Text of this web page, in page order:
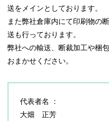
送をメインとしております。
また弊社倉庫内にて印刷物の
送も行っております。
弊社への輸送、断裁加工や梱
おまかせください。
代表者名
大畑 正芳